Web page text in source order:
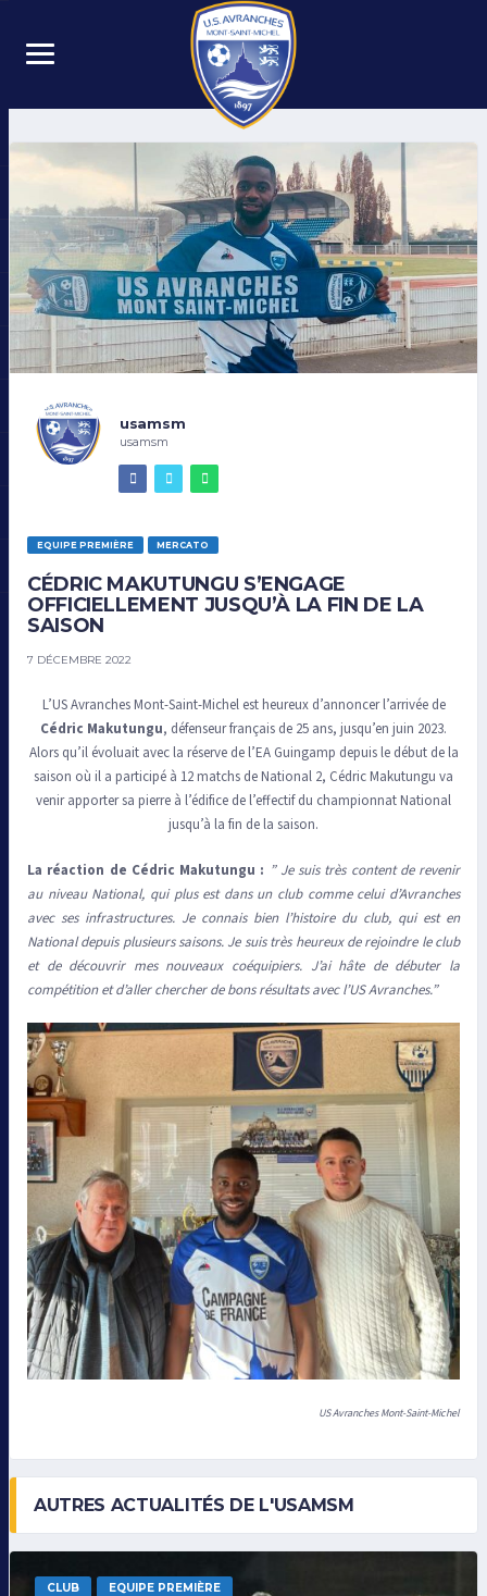
usamsm
usamsm
EQUIPE PREMIÈRE MERCATO
CÉDRIC MAKUTUNGU S’ENGAGE
OFFICIELLEMENT JUSQU’À LA FIN DE LA
SAISON
7 DÉCEMBRE 2022
L’US Avranches Mont-Saint-Michel est heureux d’annoncer l’arrivée de
Cédric Makutungu, défenseur français de 25 ans, jusqu’en juin 2023.
Alors qu’il évoluait avec la réserve de l’EA Guingamp depuis le début de la
saison où il a participé à 12 matchs de National 2, Cédric Makutungu va
venir apporter sa pierre à l’édifice de l’effectif du championnat National
jusqu’à la fin de la saison.
La réaction de Cédric Makutungu : ” Je suis très content de revenir
au niveau National, qui plus est dans un club comme celui d’Avranches
avec ses infrastructures. Je connais bien l’histoire du club, qui est en
National depuis plusieurs saisons. Je suis très heureux de rejoindre le club
et de découvrir mes nouveaux coéquipiers. J’ai hâte de débuter la
compétition et d’aller chercher de bons résultats avec l’US Avranches.”
US Avranches Mont-Saint-Michel
AUTRES ACTUALITÉS DE L'USAMSM
CLUB EQUIPE PREMIÈRE